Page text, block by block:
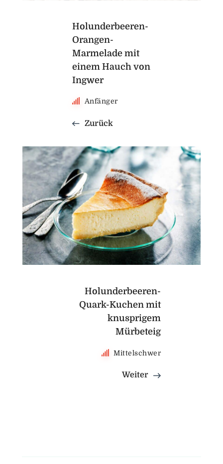
Holunderbeeren-
Orangen-
Marmelade mit
einem Hauch von
Ingwer
Anfänger
Zurück
Holunderbeeren-
Quark-Kuchen mit
knusprigem
Mürbeteig
Mittelschwer
Weiter